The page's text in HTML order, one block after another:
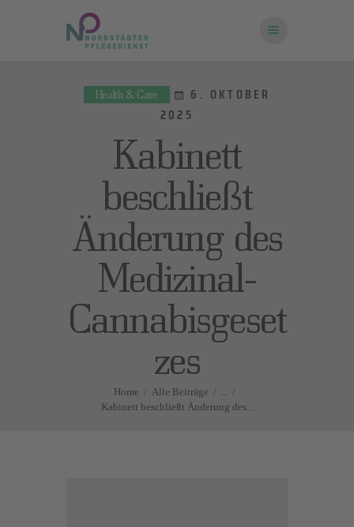
Health & Care
6. OKTOBER
2025
Kabinett
beschließt
Änderung des
Medizinal-
Cannabisgeset
zes
Home Alle Beiträge
...
Kabinett beschließt Änderung des...
ÜBER UNS
FRAGEN UND
ANTWORTEN
KONTAKT